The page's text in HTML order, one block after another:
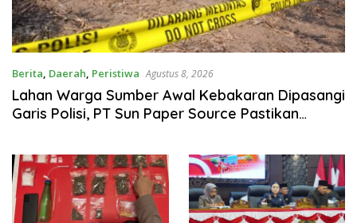
Berita, Daerah, Peristiwa Agustus 8, 2026
Lahan Warga Sumber Awal Kebakaran Dipasangi
Garis Polisi, PT Sun Paper Source Pastikan